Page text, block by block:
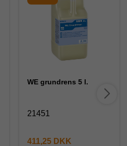
WE grundrens 5 l.
21451
411,25 DKK